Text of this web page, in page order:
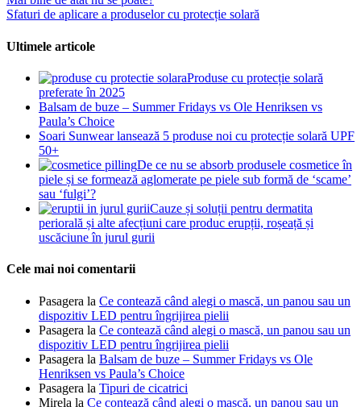
Sfaturi de aplicare a produselor cu protecție solară
Ultimele articole
Produse cu protecție solară
preferate în 2025
Balsam de buze – Summer Fridays vs Ole Henriksen vs
Paula’s Choice
Soari Sunwear lansează 5 produse noi cu protecție solară UPF
50+
De ce nu se absorb produsele cosmetice în
piele și se formează aglomerate pe piele sub formă de ‘scame’
sau ‘fulgi’?
Cauze și soluții pentru dermatita
periorală și alte afecțiuni care produc erupții, roșeață și
uscăciune în jurul gurii
Cele mai noi comentarii
Pasagera la Ce contează când alegi o mască, un panou sau un
dispozitiv LED pentru îngrijirea pielii
Pasagera la Ce contează când alegi o mască, un panou sau un
dispozitiv LED pentru îngrijirea pielii
Pasagera la Balsam de buze – Summer Fridays vs Ole
Henriksen vs Paula’s Choice
Pasagera la Tipuri de cicatrici
Mirela la Ce contează când alegi o mască, un panou sau un